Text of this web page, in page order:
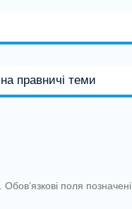
на правничі теми
Обов’язкові поля позначені